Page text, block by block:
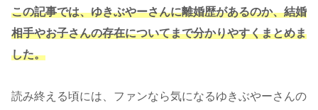
この記事では、ゆきぶやーさんに離婚歴があるのか、結婚
相手やお子さんの存在についてまで分かりやすくまとめま
した。
読み終える頃には、ファンなら気になるゆきぶやーさんの